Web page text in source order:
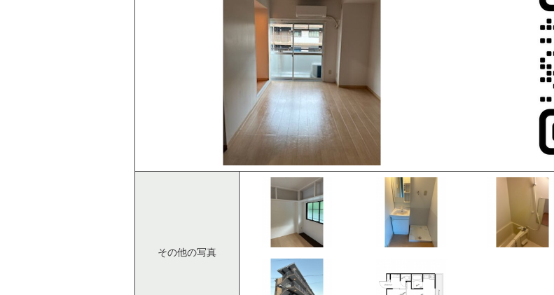
その他の写真